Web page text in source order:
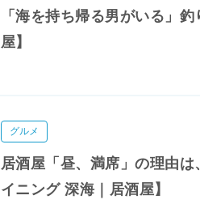
「海を持ち帰る男がいる」
屋】
グルメ
居酒屋「昼、満席」の理由
イニング 深海｜居酒屋】